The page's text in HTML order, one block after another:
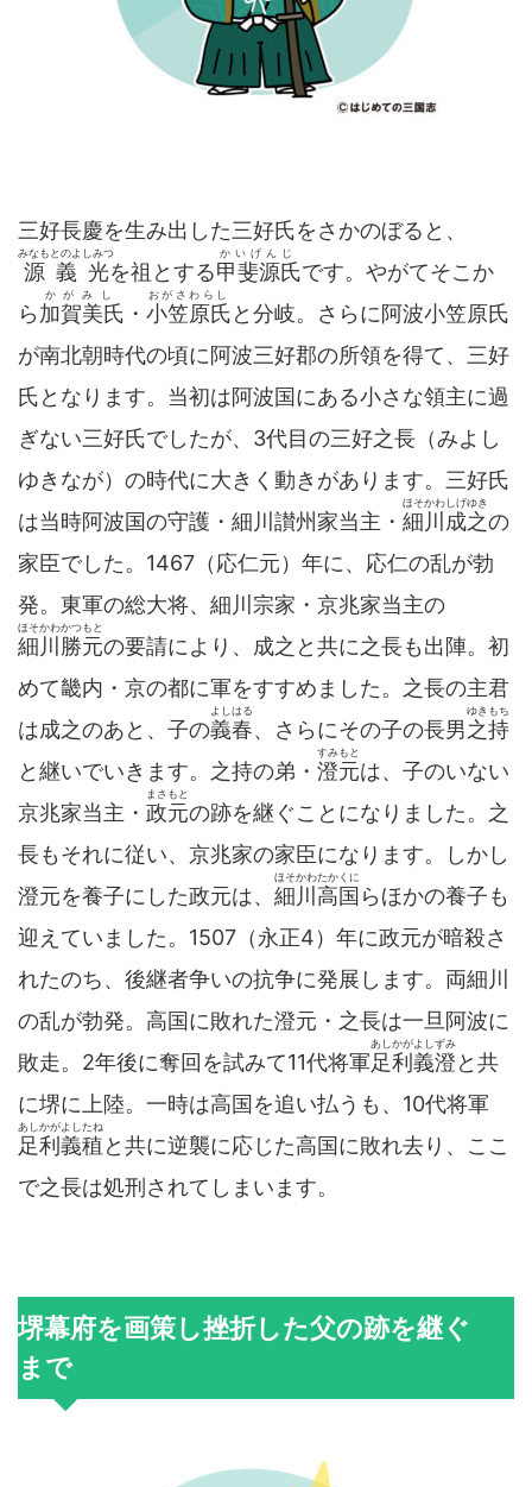
三好長慶を生み出した三好氏をさかのぼると、
源義光
みなもとのよしみつ
を祖とする甲斐源氏
かいげんじ
です。やがてそこか
ら加賀美氏
かがみし
・ 小笠原氏
おがさわらし
と分岐。さらに阿波小笠原氏
が南北朝時代の頃に阿波三好郡の所領を得て、三好
氏となります。当初は阿波国にある小さな領主に過
ぎない三好氏でしたが、3代目の三好之長（みよし
ゆきなが）の時代に大きく動きがあります。三好氏
は当時阿波国の守護・細川讃州家当主・ 細川成之
ほそかわしげゆき
の
家臣でした。1467（応仁元）年に、応仁の乱が勃
発。東軍の総大将、細川宗家・京兆家当主の
細川勝元
ほそかわかつもと
の要請により、成之と共に之長も出陣。初
めて畿内・京の都に軍をすすめました。之長の主君
は成之のあと、子の義春
よしはる
、さらにその子の長男之持
ゆきもち
と継いでいきます。之持の弟・ 澄元
すみもと
は、子のいない
京兆家当主・ 政元
まさもと
の跡を継ぐことになりました。之
長もそれに従い、京兆家の家臣になります。しかし
澄元を養子にした政元は、 細川高国
ほそかわたかくに
らほかの養子も
迎えていました。1507（永正4）年に政元が暗殺さ
れたのち、後継者争いの抗争に発展します。両細川
の乱が勃発。高国に敗れた澄元・之長は一旦阿波に
敗走。2年後に奪回を試みて11代将軍足利義澄
あしかがよしずみ
と共
に堺に上陸。一時は高国を追い払うも、10代将軍
足利義稙
あしかがよしたね
と共に逆襲に応じた高国に敗れ去り、ここ
で之長は処刑されてしまいます。
堺幕府を画策し挫折した父の跡を継ぐ
まで